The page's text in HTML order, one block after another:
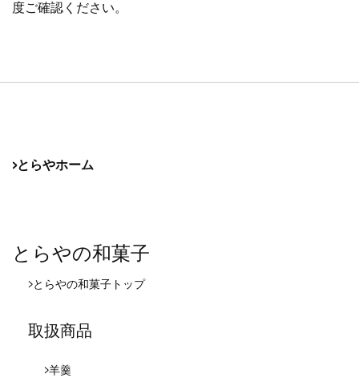
度ご確認ください。
とらやホーム
とらやの和菓子
とらやの和菓子 トップ
取扱商品
羊羹